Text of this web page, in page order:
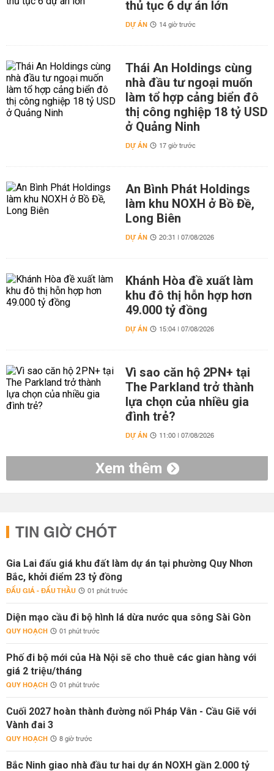
thủ tục 6 dự án lớn
DỰ ÁN 14 giờ trước
Thái An Holdings cùng
nhà đầu tư ngoại muốn
làm tổ hợp cảng biển đô
thị công nghiệp 18 tỷ USD
ở Quảng Ninh
DỰ ÁN 17 giờ trước
An Bình Phát Holdings
làm khu NOXH ở Bồ Đề,
Long Biên
DỰ ÁN 20:31 | 07/08/2026
Khánh Hòa đề xuất làm
khu đô thị hỗn hợp hơn
49.000 tỷ đồng
DỰ ÁN 15:04 | 07/08/2026
Vì sao căn hộ 2PN+ tại
The Parkland trở thành
lựa chọn của nhiều gia
đình trẻ?
DỰ ÁN 11:00 | 07/08/2026
Xem thêm
TIN GIỜ CHÓT
Gia Lai đấu giá khu đất làm dự án tại phường Quy Nhơn
Bắc, khởi điểm 23 tỷ đồng
ĐẤU GIÁ - ĐẤU THẦU 01 phút trước
Diện mạo cầu đi bộ hình lá dừa nước qua sông Sài Gòn
QUY HOẠCH 01 phút trước
Phố đi bộ mới của Hà Nội sẽ cho thuê các gian hàng với
giá 2 triệu/tháng
QUY HOẠCH 01 phút trước
Cuối 2027 hoàn thành đường nối Pháp Vân - Cầu Giẽ với
Vành đai 3
QUY HOẠCH 8 giờ trước
Bắc Ninh giao nhà đầu tư hai dự án NOXH gần 2.000 tỷ